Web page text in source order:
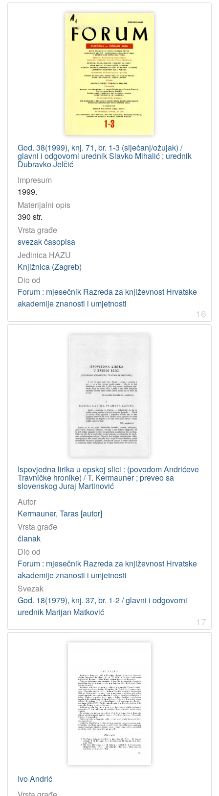
God. 38(1999), knj. 71, br. 1-3 (siječanj/ožujak) /
glavni i odgovorni urednik Slavko Mihalić ; urednik
Dubravko Jelčić
Impresum
1999.
Materijalni opis
390 str.
Vrsta građe
svezak časopisa
Jedinica HAZU
Knjižnica (Zagreb)
Dio od
Forum : mjesečnik Razreda za književnost Hrvatske
akademije znanosti i umjetnosti
16
Ispovjedna lirika u epskoj slici : (povodom Andrićeve
Travničke hronike) / T. Kermauner ; preveo sa
slovenskog Juraj Martinović
Autor
Kermauner, Taras [autor]
Vrsta građe
članak
Dio od
Forum : mjesečnik Razreda za književnost Hrvatske
akademije znanosti i umjetnosti
Svezak
God. 18(1979), knj. 37, br. 1-2 / glavni i odgovorni
urednik Marijan Matković
17
Ivo Andrić